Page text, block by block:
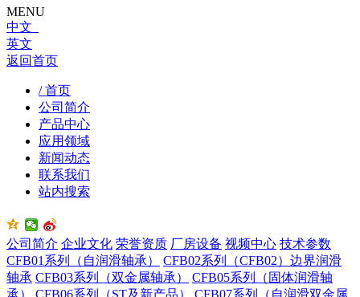
MENU
中文
英文
返回首页
/ 首页
公司简介
产品中心
应用领域
新闻动态
联系我们
站内搜索
公司简介 企业文化 荣誉资质 厂房设备 视频中心 技术参数
CFB01系列（自润滑轴承）
CFB02系列（CFB02）边界润滑
轴承 CFB03系列（双金属轴承）
CFB05系列（固体润滑轴
承）
CFB06系列（ST及新产品）
CFB07系列（自润滑双金属